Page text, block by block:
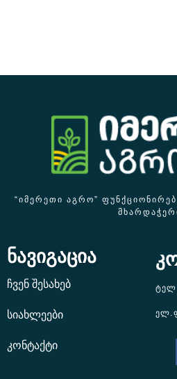
“ᲘᲛᲔᲠᲔᲗᲘ ᲐᲒᲠᲝ”
ნავიგაცია
ჩვენ შესახებ
სიახლეები
კონტაქტი